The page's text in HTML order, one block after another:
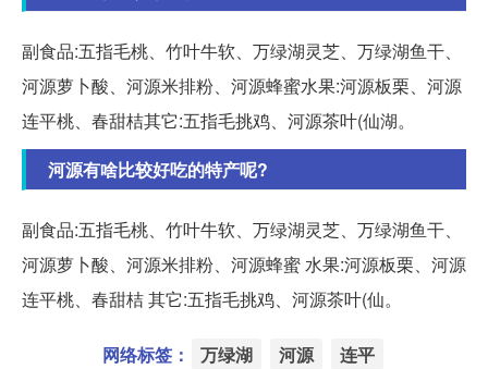
副食品:五指毛桃、竹叶牛软、万绿湖灵芝、万绿湖鱼干、
河源萝卜酸、河源米排粉、河源蜂蜜水果:河源板栗、河源
连平桃、春甜桔其它:五指毛挑鸡、河源茶叶(仙湖。
河源有啥比较好吃的特产呢?
副食品:五指毛桃、竹叶牛软、万绿湖灵芝、万绿湖鱼干、
河源萝卜酸、河源米排粉、河源蜂蜜 水果:河源板栗、河源
连平桃、春甜桔 其它:五指毛挑鸡、河源茶叶(仙。
网络标签： 万绿湖 河源 连平